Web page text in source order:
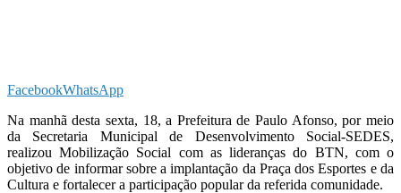
FacebookWhatsApp
Na manhã desta sexta, 18, a Prefeitura de Paulo Afonso, por meio
da Secretaria Municipal de Desenvolvimento Social-SEDES,
realizou Mobilização Social com as lideranças do BTN, com o
objetivo de informar sobre a implantação da Praça dos Esportes e da
Cultura e fortalecer a participação popular da referida comunidade.